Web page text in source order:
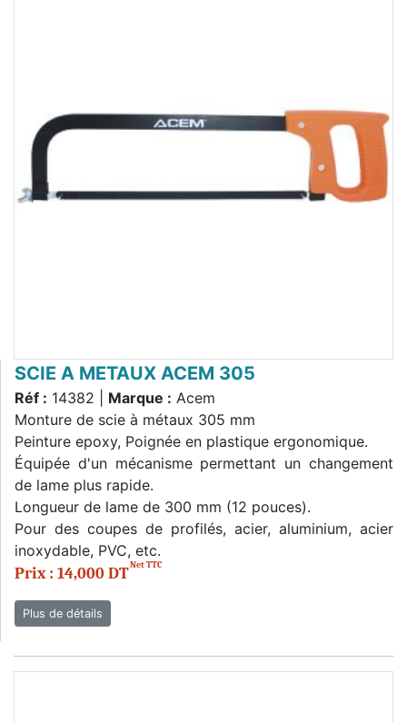
SCIE A METAUX ACEM 305
Réf : 14382 | Marque : Acem
Monture de scie à métaux 305 mm
Peinture epoxy, Poignée en plastique ergonomique.
Équipée d'un mécanisme permettant un changement
de lame plus rapide.
Longueur de lame de 300 mm (12 pouces).
Pour des coupes de profilés, acier, aluminium, acier
inoxydable, PVC, etc.
Prix : 14,000 DTNet TTC
Plus de détails